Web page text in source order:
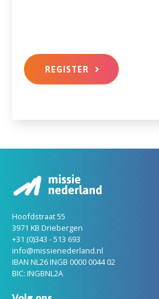
REGISTER
Hoofdstraat 55
3971 KB Driebergen
+31 (0)343 - 513 693
info@missienederland.nl
IBAN NL26 INGB 0000 0044 02
BIC: INGBNL2A